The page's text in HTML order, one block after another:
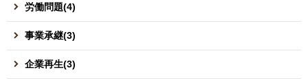
労働問題(4)
事業承継(3)
企業再生(3)